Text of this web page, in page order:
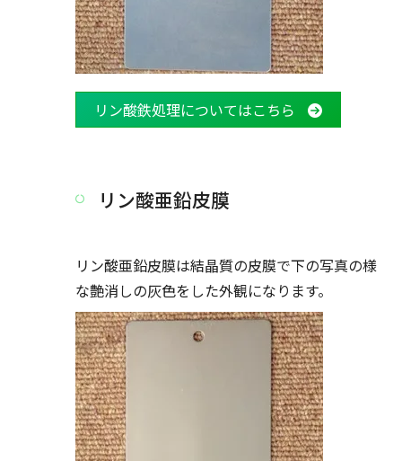
リン酸鉄処理についてはこちら
リン酸亜鉛皮膜
リン酸亜鉛皮膜は結晶質の皮膜で下の写真の様
な艶消しの灰色をした外観になります。